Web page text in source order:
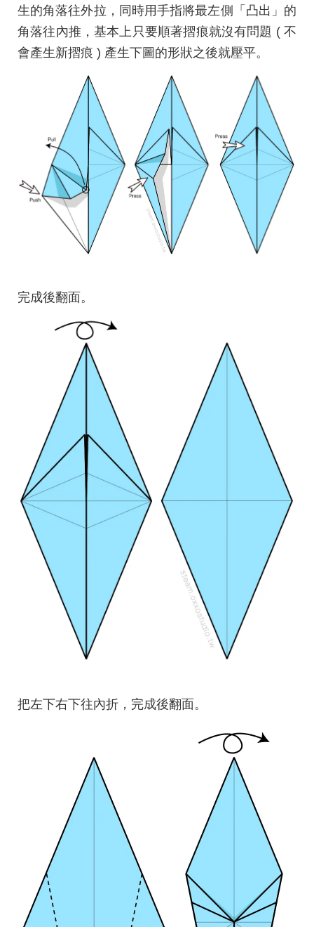
生的角落往外拉，同時用手指將最左側「凸出」的
角落往內推，基本上只要順著摺痕就沒有問題 ( 不
會產生新摺痕 ) 產生下圖的形狀之後就壓平。
完成後翻面。
把左下右下往內折，完成後翻面。